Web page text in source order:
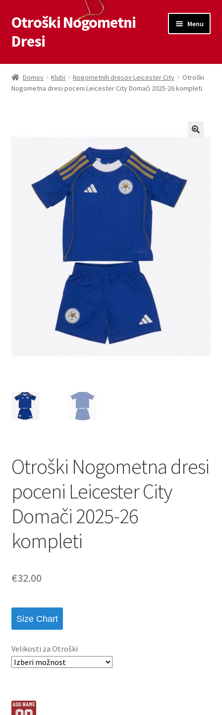
Skip
to
navigation
Skip
to
content
Otroški Nogometni
Dresi
Menu
Domov
Blog
Trgovina
Zaključek nakupa
Domov Klubi Nogometnih dresov Leicester City
Otroški
Nogometna dresi poceni Leicester City Domači 2025-26 kompleti
Otroški Nogometna dresi
poceni Leicester City
Domači 2025-26
kompleti
€32.00
Size Chart
Velikosti za Otroški